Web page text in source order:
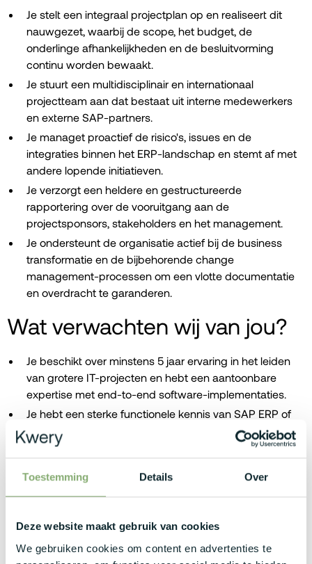
Toestemming Details Over
Deze website maakt gebruik van cookies
We gebruiken cookies om content en advertenties te
Je stelt een integraal projectplan op en realiseert dit
nauwgezet, waarbij de scope, het budget, de
onderlinge afhankelijkheden en de besluitvorming
continu worden bewaakt.
Je stuurt een multidisciplinair en internationaal
projectteam aan dat bestaat uit interne medewerkers
en externe SAP-partners.
Je managet proactief de risico's, issues en de
integraties binnen het ERP-landschap en stemt af met
andere lopende initiatieven.
Je verzorgt een heldere en gestructureerde
rapportering over de vooruitgang aan de
projectsponsors, stakeholders en het management.
Je ondersteunt de organisatie actief bij de business
transformatie en de bijbehorende change
management-processen om een vlotte documentatie
en overdracht te garanderen.
Wat verwachten wij van jou?
Je beschikt over minstens 5 jaar ervaring in het leiden
van grotere IT-projecten en hebt een aantoonbare
expertise met end-to-end software-implementaties.
Je hebt een sterke functionele kennis van SAP ERP of
hebt reeds succesvolle SAP-implementaties geleid als
Project Manager, key user of business lead.
projectmethodologieën zoals Prince2, PMBok of Agile
met een uitstekend vermogen om op directieniveau te
Je bent een pragmatische, resultaatgerichte
communicator en bruggenbouwer die vlot schakelt